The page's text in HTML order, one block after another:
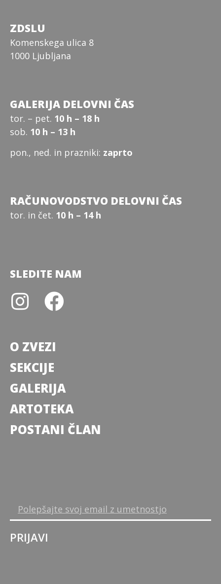
O ZVEZI
SEKCIJE
GALERIJA
ARTOTEKA
POSTANI ČLAN
PRIJAVI
ZDSLU
Komenskega ulica 8
1000 Ljubljana
GALERIJA DELOVNI ČAS
tor. – pet. 10 h – 18 h
sob. 10 h – 13 h
pon., ned. in prazniki: zaprto
RAČUNOVODSTVO DELOVNI ČAS
tor. in čet. 10 h – 14 h
SLEDITE NAM